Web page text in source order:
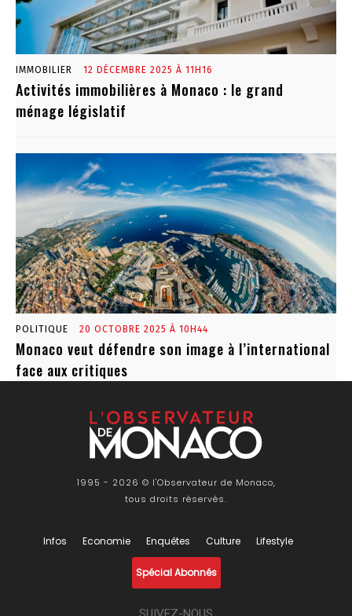
IMMOBILIER 12 DÉCEMBRE 2025 À 11H16
Activités immobilières à Monaco : le grand
ménage législatif
POLITIQUE 20 OCTOBRE 2025 À 10H44
Monaco veut défendre son image à l’international
face aux critiques
1995 - 2026 © l'Observateur de Monaco,
tous droits réservés.
Infos Economie Enquêtes Culture Lifestyle
Spécial Abonnés